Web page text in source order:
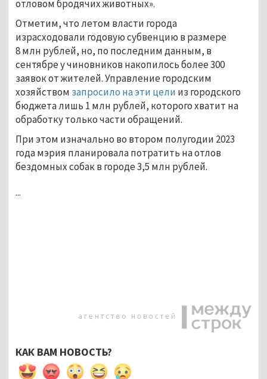
отловом бродячих животных».
Отметим, что летом власти города
израсходовали годовую субвенцию в размере
8 млн рублей, но, по последним данным, в
сентябре у чиновников накопилось более 300
заявок от жителей. Управление городским
хозяйством запросило на эти цели из городского
бюджета лишь 1 млн рублей, которого хватит на
обработку только части обращений.
При этом изначально во втором полугодии 2023
года мэрия планировала потратить на отлов
бездомных собак в городе 3,5 млн рублей.
...
КАК ВАМ НОВОСТЬ?